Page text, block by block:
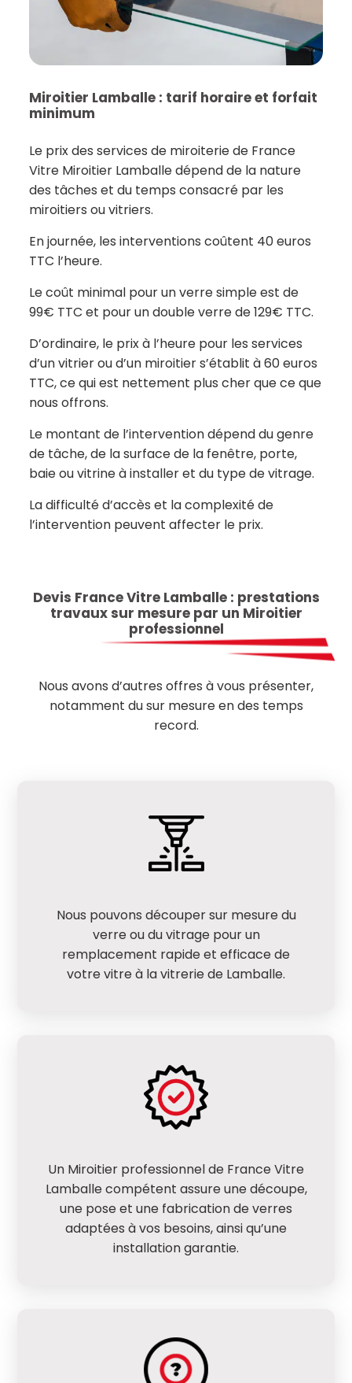
Miroitier Lamballe : tarif horaire et forfait
minimum
Le prix des services de miroiterie de France
Vitre Miroitier Lamballe dépend de la nature
des tâches et du temps consacré par les
miroitiers ou vitriers.
En journée, les interventions coûtent 40 euros
TTC l’heure.
Le coût minimal pour un verre simple est de
99€ TTC et pour un double verre de 129€ TTC.
D’ordinaire, le prix à l’heure pour les services
d’un vitrier ou d’un miroitier s’établit à 60 euros
TTC, ce qui est nettement plus cher que ce que
nous offrons.
Le montant de l’intervention dépend du genre
de tâche, de la surface de la fenêtre, porte,
baie ou vitrine à installer et du type de vitrage.
La difficulté d’accès et la complexité de
l’intervention peuvent affecter le prix.
Devis France Vitre Lamballe : prestations
travaux sur mesure par un Miroitier
professionnel
Nous avons d’autres offres à vous présenter,
notamment du sur mesure en des temps
record.
Nous pouvons découper sur mesure du
verre ou du vitrage pour un
remplacement rapide et efficace de
votre vitre à la vitrerie de Lamballe.
Un Miroitier professionnel de France Vitre
Lamballe compétent assure une découpe,
une pose et une fabrication de verres
adaptées à vos besoins, ainsi qu’une
installation garantie.